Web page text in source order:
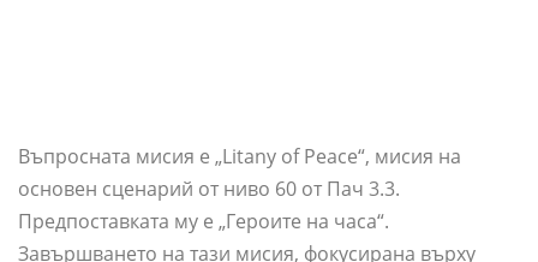
Въпросната мисия е „Litany of Peace“, мисия на
основен сценарий от ниво 60 от Пач 3.3.
Предпоставката му е „Героите на часа“.
Завършването на тази мисия, фокусирана върху